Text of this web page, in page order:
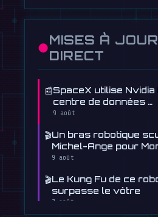
●
MISES À
DIRECT
📰SpaceX utilise Nvidia
centre de données …
9 août
🎬Un bras robotique
Michel-Ange pour
9 août
🎬Le Kung Fu de ce
surpasse le vôtre
7 août